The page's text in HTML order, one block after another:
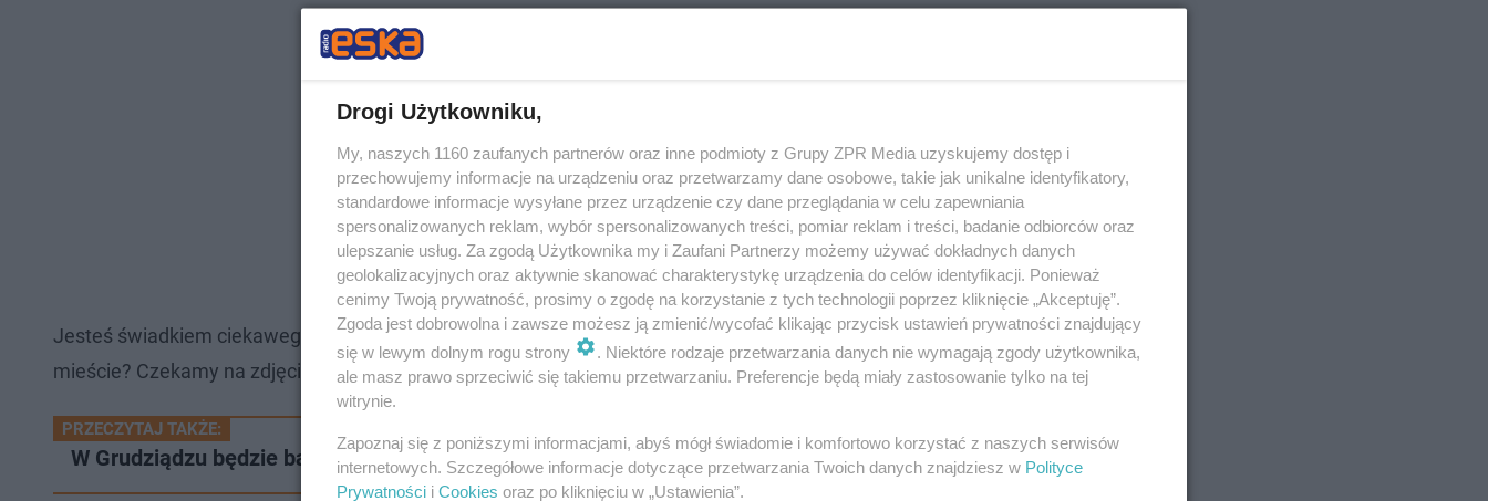
Jesteś świadkiem ciekawego zdarzenia w waszej okolicy? A może chcesz poinformować o trudnej sytuacji w Twoim
mieście? Czekamy na zdjęcia, filmy i gorące newsy! Piszcie do nas na:[email protected]
PRZECZYTAJ TAKŻE:
W Grudziądzu będzie bardzo gorąco! Jest ostrzeżenie pogodowe
Drogi Użytkowniku,
My, naszych 1160 zaufanych partnerów oraz inne podmioty z Grupy ZPR Media uzyskujemy dostęp i
przechowujemy informacje na urządzeniu oraz przetwarzamy dane osobowe, takie jak unikalne identyfikatory,
standardowe informacje wysyłane przez urządzenie czy dane przeglądania w celu zapewniania
spersonalizowanych reklam, wybór spersonalizowanych treści, pomiar reklam i treści, badanie odbiorców oraz
ulepszanie usług. Za zgodą Użytkownika my i Zaufani Partnerzy możemy używać dokładnych danych
geolokalizacyjnych oraz aktywnie skanować charakterystykę urządzenia do celów identyfikacji. Ponieważ
cenimy Twoją prywatność, prosimy o zgodę na korzystanie z tych technologii poprzez kliknięcie „Akceptuję”.
Zgoda jest dobrowolna i zawsze możesz ją zmienić/wycofać klikając przycisk ustawień prywatności znajdujący
się w lewym dolnym rogu strony
. Niektóre rodzaje przetwarzania danych nie wymagają zgody użytkownika,
ale masz prawo sprzeciwić się takiemu przetwarzaniu. Preferencje będą miały zastosowanie tylko na tej
witrynie.
Zapoznaj się z poniższymi informacjami, abyś mógł świadomie i komfortowo korzystać z naszych serwisów
internetowych. Szczegółowe informacje dotyczące przetwarzania Twoich danych znajdziesz w Polityce
Prywatności i Cookies oraz po kliknięciu w „Ustawienia”.